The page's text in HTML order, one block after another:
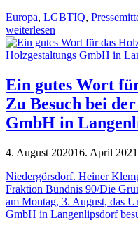
Europa, LGBTIQ,
weiterlesen
Ein gutes Wort
Zu Besuch bei
GmbH in
4. August 202016. April 2021
Niedergörsdorf. Heiner
Fraktion Bündnis 90/Die
am Montag, 3. August, das
GmbH in Langenlipsdorf